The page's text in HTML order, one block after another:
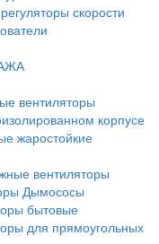
скорости
вентиляторы
корпусе
жаростойкие
вентиляторы
Дымососы
бытовые
для прямоугольных